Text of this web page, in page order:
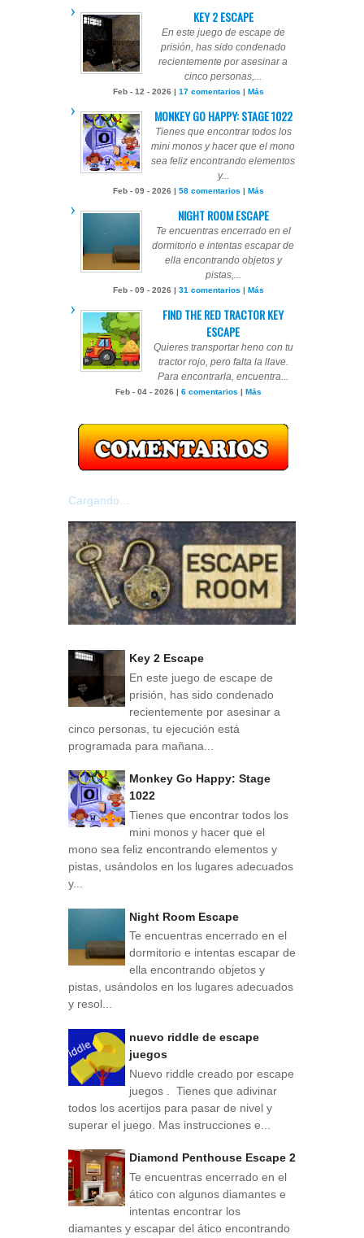
KEY 2 ESCAPE
En este juego de escape de
prisión, has sido condenado
recientemente por asesinar a
cinco personas,...
Feb - 12 - 2026 | 17 comentarios | Más
MONKEY GO HAPPY: STAGE 1022
Tienes que encontrar todos los
mini monos y hacer que el mono
sea feliz encontrando elementos
y...
Feb - 09 - 2026 | 58 comentarios | Más
NIGHT ROOM ESCAPE
Te encuentras encerrado en el
dormitorio e intentas escapar de
ella encontrando objetos y
pistas,...
Feb - 09 - 2026 | 31 comentarios | Más
FIND THE RED TRACTOR KEY
ESCAPE
Quieres transportar heno con tu
tractor rojo, pero falta la llave.
Para encontrarla, encuentra...
Feb - 04 - 2026 | 6 comentarios | Más
Cargando...
Key 2 Escape
En este juego de escape de
prisión, has sido condenado
recientemente por asesinar a
cinco personas, tu ejecución está
programada para mañana...
Monkey Go Happy: Stage
1022
Tienes que encontrar todos los
mini monos y hacer que el
mono sea feliz encontrando elementos y
pistas, usándolos en los lugares adecuados
y...
Night Room Escape
Te encuentras encerrado en el
dormitorio e intentas escapar de
ella encontrando objetos y
pistas, usándolos en los lugares adecuados
y resol...
nuevo riddle de escape
juegos
Nuevo riddle creado por escape
juegos . Tienes que adivinar
todos los acertijos para pasar de nivel y
superar el juego. Mas instrucciones e...
Diamond Penthouse Escape 2
Te encuentras encerrado en el
ático con algunos diamantes e
intentas encontrar los
diamantes y escapar del ático encontrando